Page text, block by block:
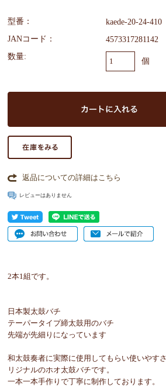
型番：
kaede-20-24-410
JANコード：
4573317281142
数量:
個
返品についての詳細はこちら
レビューはありません
2本1組です。
日本製太鼓バチ
テーパータイプ締太鼓用のバチ
先端が先細りになっています
和太鼓奏者に実際に使用してもらい使いやす
リジナルのホオ太鼓バチです。
一本一本手作りで丁寧に制作しております。